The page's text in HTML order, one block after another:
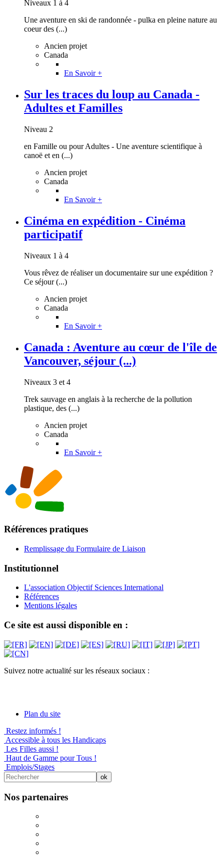
Niveaux 1 à 4
Une aventure en ski de randonnée - pulka en pleine nature au
coeur des (...)
Ancien projet
Canada
En Savoir +
Sur les traces du loup au Canada -
Adultes et Familles
Niveau 2
en Famille ou pour Adultes - Une aventure scientifique à
canoë et en (...)
Ancien projet
Canada
En Savoir +
Cinéma en expédition - Cinéma
participatif
Niveaux 1 à 4
Vous rêvez de réaliser un documentaire sur une expédition ?
Ce séjour (...)
Ancien projet
Canada
En Savoir +
Canada : Aventure au cœur de l'île de
Vancouver, séjour (...)
Niveaux 3 et 4
Trek sauvage en anglais à la recherche de la pollution
plastique, des (...)
Ancien projet
Canada
En Savoir +
Références pratiques
Remplissage du Formulaire de Liaison
Institutionnel
L'association Objectif Sciences International
Références
Mentions légales
Ce site est aussi disponible en :
Suivez notre actualité sur les réseaux sociaux :
Plan du site
Restez informés !
Accessible à tous les Handicaps
Les Filles aussi !
Haut de Gamme pour Tous !
Emplois/Stages
Nos partenaires